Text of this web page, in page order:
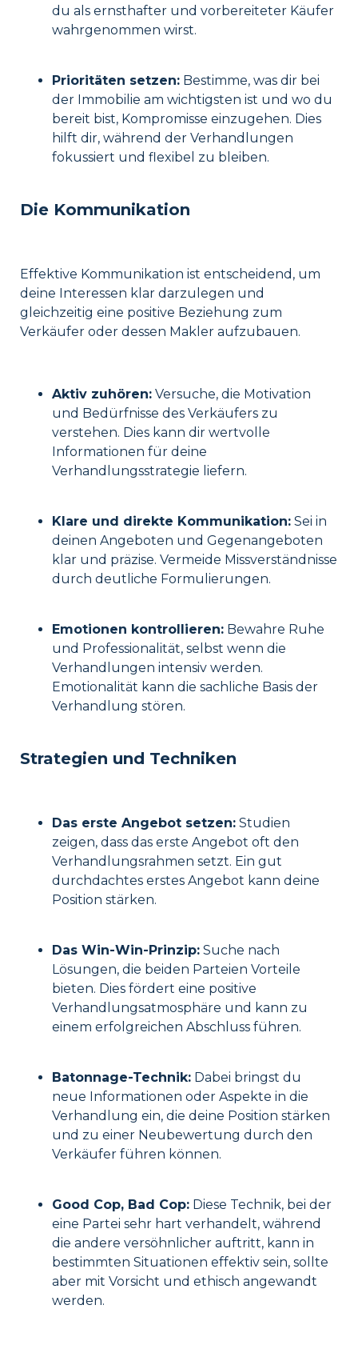
du als ernsthafter und vorbereiteter Käufer
wahrgenommen wirst.
Prioritäten setzen: Bestimme, was dir bei
der Immobilie am wichtigsten ist und wo du
bereit bist, Kompromisse einzugehen. Dies
hilft dir, während der Verhandlungen
fokussiert und flexibel zu bleiben.
Die Kommunikation
Effektive Kommunikation ist entscheidend, um
deine Interessen klar darzulegen und
gleichzeitig eine positive Beziehung zum
Verkäufer oder dessen Makler aufzubauen.
Aktiv zuhören: Versuche, die Motivation
und Bedürfnisse des Verkäufers zu
verstehen. Dies kann dir wertvolle
Informationen für deine
Verhandlungsstrategie liefern.
Klare und direkte Kommunikation: Sei in
deinen Angeboten und Gegenangeboten
klar und präzise. Vermeide Missverständnisse
durch deutliche Formulierungen.
Emotionen kontrollieren: Bewahre Ruhe
und Professionalität, selbst wenn die
Verhandlungen intensiv werden.
Emotionalität kann die sachliche Basis der
Verhandlung stören.
Strategien und Techniken
Das erste Angebot setzen: Studien
zeigen, dass das erste Angebot oft den
Verhandlungsrahmen setzt. Ein gut
durchdachtes erstes Angebot kann deine
Position stärken.
Das Win-Win-Prinzip: Suche nach
Lösungen, die beiden Parteien Vorteile
bieten. Dies fördert eine positive
Verhandlungsatmosphäre und kann zu
einem erfolgreichen Abschluss führen.
Batonnage-Technik: Dabei bringst du
neue Informationen oder Aspekte in die
Verhandlung ein, die deine Position stärken
und zu einer Neubewertung durch den
Verkäufer führen können.
Good Cop, Bad Cop: Diese Technik, bei der
eine Partei sehr hart verhandelt, während
die andere versöhnlicher auftritt, kann in
bestimmten Situationen effektiv sein, sollte
aber mit Vorsicht und ethisch angewandt
werden.